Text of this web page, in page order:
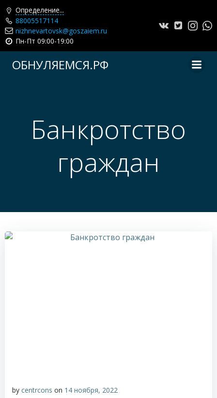
Определение...
88005517114
nizhnevartovsk@goszaiem.ru
Пн-Пт 09:00-19:00
ОБНУЛЯЕМСЯ.РФ
Банкротство
граждан
by centrcons on 14 ноября, 2022